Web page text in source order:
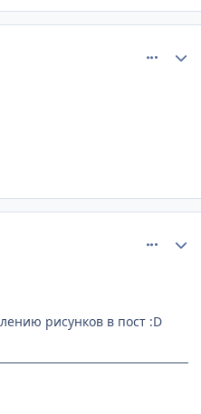
рисунков в пост :D